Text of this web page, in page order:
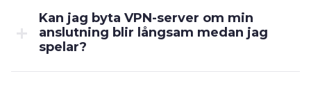
Kan jag byta VPN-server om min
anslutning blir långsam medan jag
spelar?